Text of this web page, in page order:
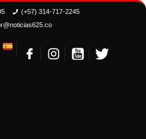
(+57) 314-717-2245